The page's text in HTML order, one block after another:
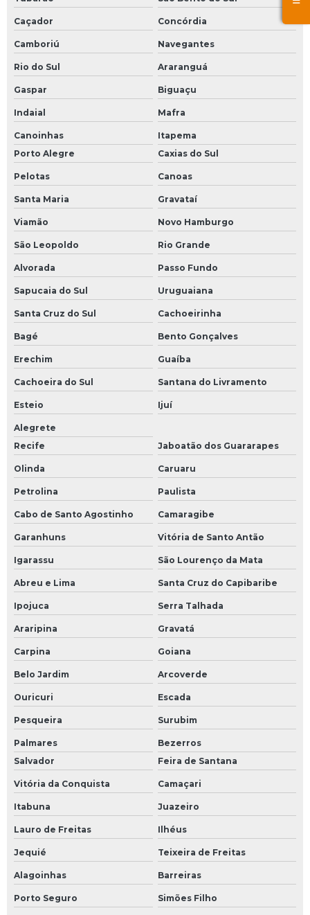
Caçador Concórdia
Camboriú Navegantes
Rio do Sul Araranguá
Gaspar Biguaçu
Indaial Mafra
Canoinhas
Itapema
Porto Alegre
Caxias do Sul
Pelotas Canoas
Santa Maria Gravataí
Viamão Novo Hamburgo
São Leopoldo Rio Grande
Alvorada Passo Fundo
Sapucaia do Sul Uruguaiana
Santa Cruz do Sul Cachoeirinha
Bagé Bento Gonçalves
Erechim Guaíba
Cachoeira do Sul Santana do Livramento
Esteio Ijuí
Alegrete
Recife
Jaboatão dos Guararapes
Olinda Caruaru
Petrolina Paulista
Cabo de Santo Agostinho Camaragibe
Garanhuns Vitória de Santo Antão
Igarassu São Lourenço da Mata
Abreu e Lima Santa Cruz do Capibaribe
Ipojuca Serra Talhada
Araripina Gravatá
Carpina Goiana
Belo Jardim Arcoverde
Ouricuri Escada
Pesqueira Surubim
Palmares
Bezerros
Salvador
Feira de Santana
Vitória da Conquista Camaçari
Itabuna Juazeiro
Lauro de Freitas Ilhéus
Jequié Teixeira de Freitas
Alagoinhas Barreiras
Porto Seguro Simões Filho